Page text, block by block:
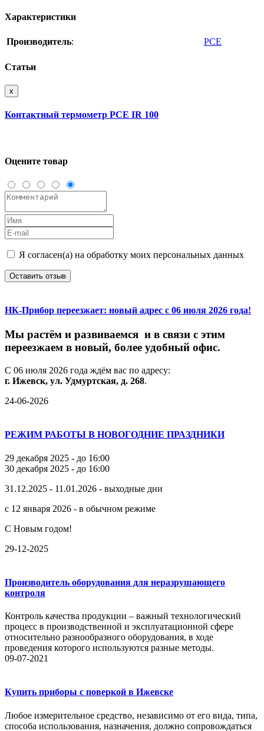
Характеристики
Производитель: PCE
Статьи
x
Контактный термометр PCE IR 100
Оцените товар
Я согласен(а) на обработку моих персональных данных
Оставить отзыв
НК-Прибор переезжает: новый адрес с 06 июля 2026 года!
Мы растём и развиваемся и в связи с этим
переезжаем в новый, более удобный офис.
С 06 июля 2026 года ждём вас по адресу:
г. Ижевск, ул. Удмуртская, д. 268.
24-06-2026
РЕЖИМ РАБОТЫ В НОВОГОДНИЕ ПРАЗДНИКИ
29 декабря 2025 - до 16:00
30 декабря 2025 - до 16:00
31.12.2025 - 11.01.2026 - выходные дни
с 12 января 2026 - в обычном режиме
С Новым годом!
29-12-2025
Производитель оборудования для неразрушающего
контроля
Контроль качества продукции – важный технологический
процесс в производственной и эксплуатационной сфере
относительно разнообразного оборудования, в ходе
проведения которого используются разные методы.
09-07-2021
Купить приборы с поверкой в Ижевске
Любое измерительное средство, независимо от его вида, типа,
способа использования, назначения, должно сопровождаться